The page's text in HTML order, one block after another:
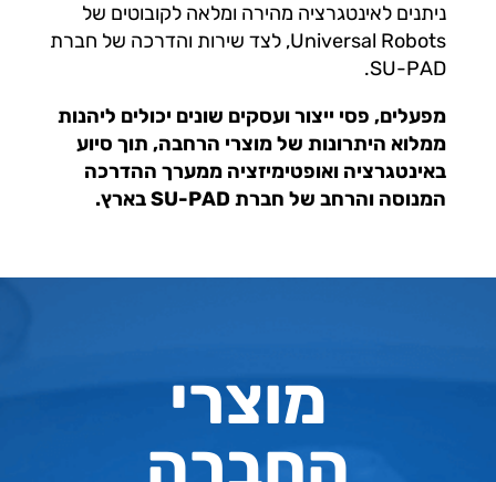
ניתנים לאינטגרציה מהירה ומלאה לקובוטים של
Universal Robots, לצד שירות והדרכה של חברת
SU-PAD.
מפעלים, פסי ייצור ועסקים שונים יכולים ליהנות
ממלוא היתרונות של מוצרי הרחבה, תוך סיוע
באינטגרציה ואופטימיזציה ממערך ההדרכה
המנוסה והרחב של חברת SU-PAD בארץ.
מוצרי